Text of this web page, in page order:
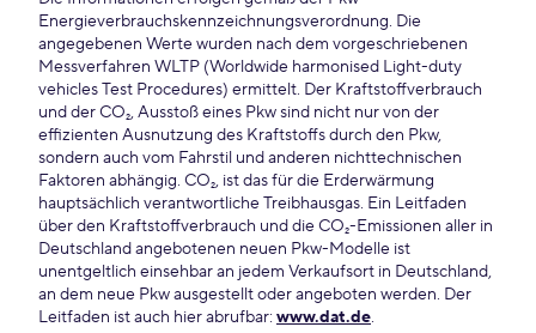
Energieverbrauchskennzeichnungsverordnung. Die
angegebenen Werte wurden nach dem vorgeschriebenen
Messverfahren WLTP (Worldwide harmonised Light-duty
vehicles Test Procedures) ermittelt. Der Kraftstoffverbrauch
und der CO₂, Ausstoß eines Pkw sind nicht nur von der
effizienten Ausnutzung des Kraftstoffs durch den Pkw,
sondern auch vom Fahrstil und anderen nichttechnischen
Faktoren abhängig. CO₂, ist das für die Erderwärmung
hauptsächlich verantwortliche Treibhausgas. Ein Leitfaden
über den Kraftstoffverbrauch und die CO₂-Emissionen aller in
Deutschland angebotenen neuen Pkw-Modelle ist
unentgeltlich einsehbar an jedem Verkaufsort in Deutschland,
an dem neue Pkw ausgestellt oder angeboten werden. Der
Leitfaden ist auch hier abrufbar: www.dat.de.